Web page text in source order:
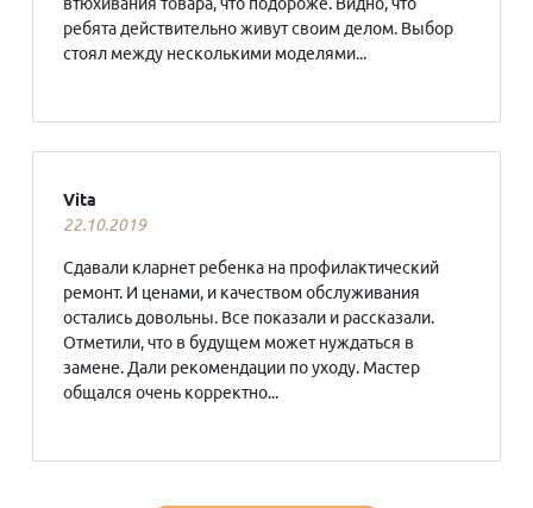
ребята действительно живут своим делом. Выбор
стоял между несколькими моделями...
Vita
22.10.2019
Сдавали кларнет ребенка на профилактический
ремонт. И ценами, и качеством обслуживания
остались довольны. Все показали и рассказали.
Отметили, что в будущем может нуждаться в
замене. Дали рекомендации по уходу. Мастер
общался очень корректно...